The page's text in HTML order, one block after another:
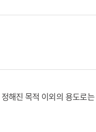
자와 숫자의 조합을 말한다.
자의 조합을 말한다.
는 일반 관례에 따른다.
이용하여 그 사실을 적
편 주소의 부정확성, 서
해진 목적 이외의 용도로